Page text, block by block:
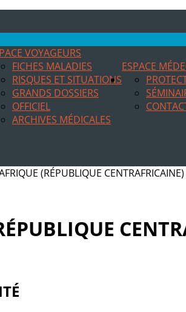
VOYAGEURS
ESPACE
FICHES MALADIES
RISQUES ET SITUATIONS
GRANDS DOSSIERS
OFFICIEL
ARCHIVES MÉDICALES
(RÉPUBLIQUE CENTRAFRICAINE)